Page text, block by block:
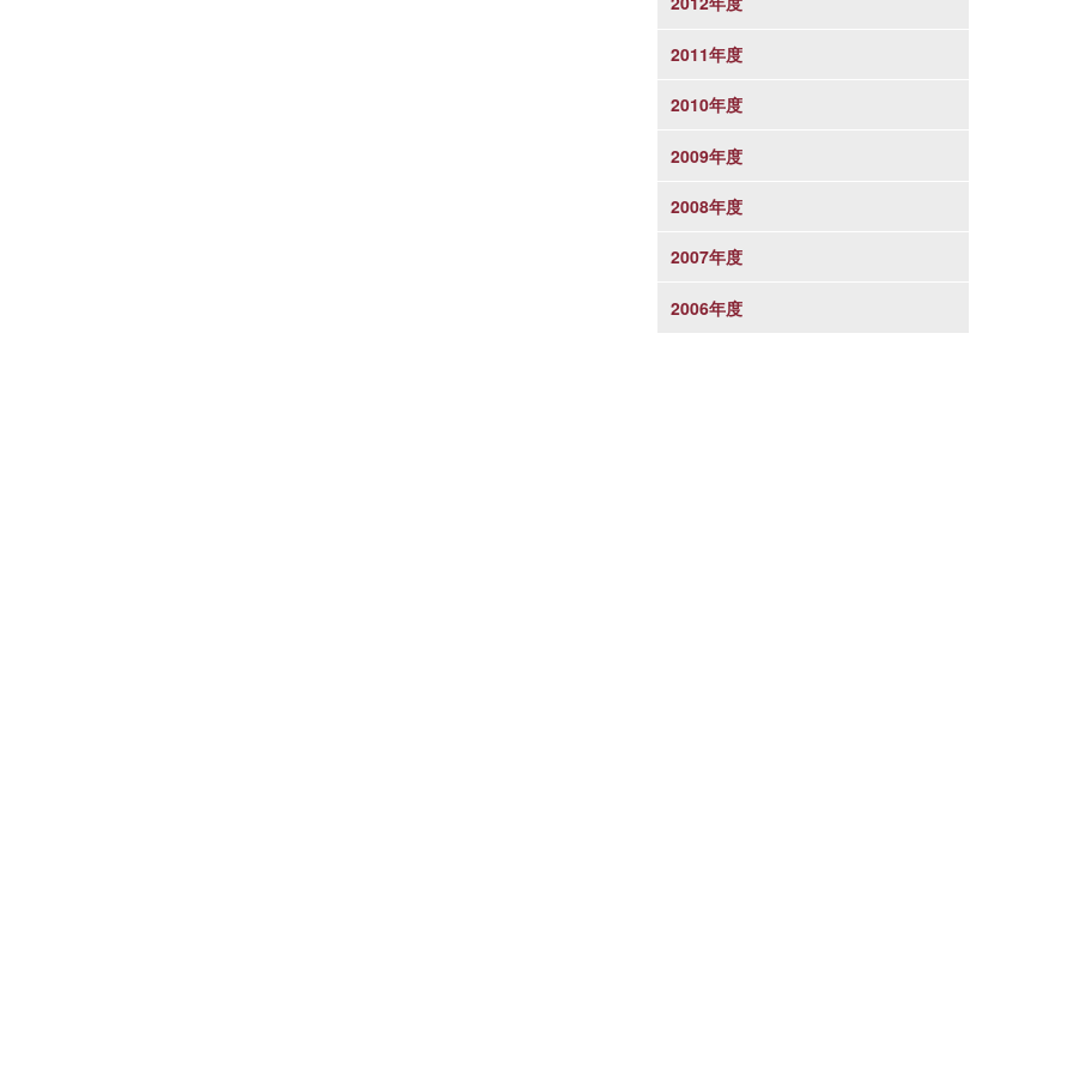
2011年度
2010年度
2009年度
2008年度
2007年度
2006年度